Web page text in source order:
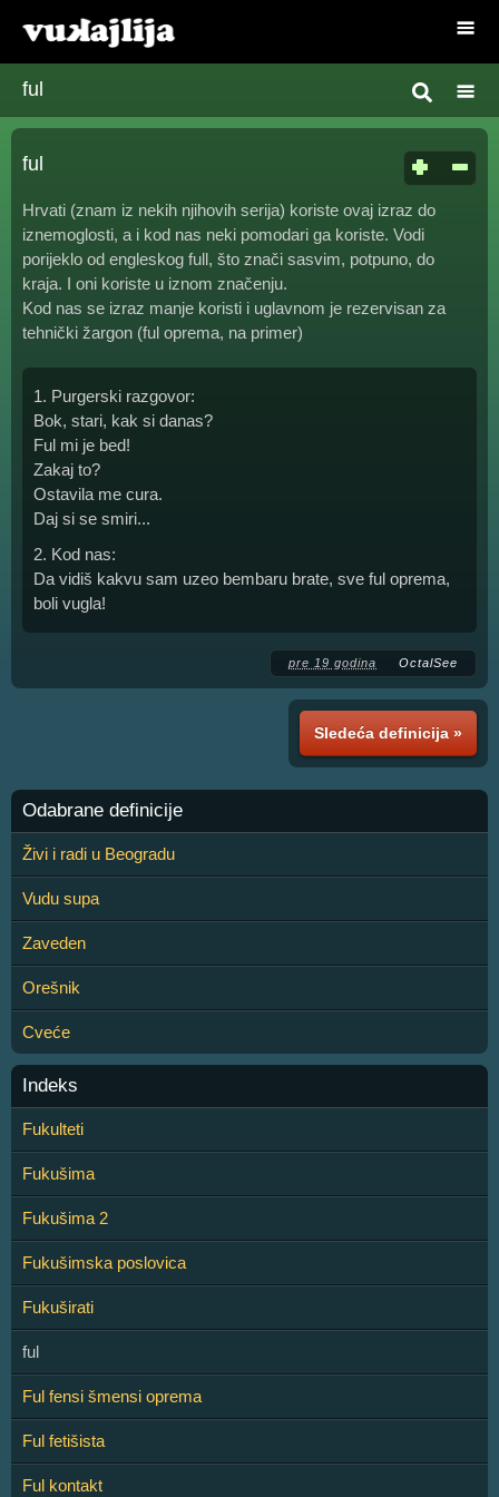
ful
ful
Hrvati (znam iz nekih njihovih serija) koriste ovaj izraz do
iznemoglosti, a i kod nas neki pomodari ga koriste. Vodi
porijeklo od engleskog full, što znači sasvim, potpuno, do
kraja. I oni koriste u iznom značenju.
Kod nas se izraz manje koristi i uglavnom je rezervisan za
tehnički žargon (ful oprema, na primer)
1. Purgerski razgovor:
Bok, stari, kak si danas?
Ful mi je bed!
Zakaj to?
Ostavila me cura.
Daj si se smiri...
2. Kod nas:
Da vidiš kakvu sam uzeo bembaru brate, sve ful oprema,
boli vugla!
pre 19 godina OctalSee
Sledeća definicija »
Odabrane definicije
Živi i radi u Beogradu
Vudu supa
Zaveden
Orešnik
Cveće
Indeks
Fukulteti
Fukušima
Fukušima 2
Fukušimska poslovica
Fukuširati
ful
Ful fensi šmensi oprema
Ful fetišista
Ful kontakt